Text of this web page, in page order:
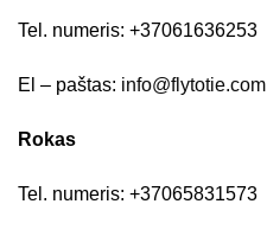
Tel. numeris: +37061636253
El – paštas: info@flytotie.com
Rokas
Tel. numeris: +37065831573